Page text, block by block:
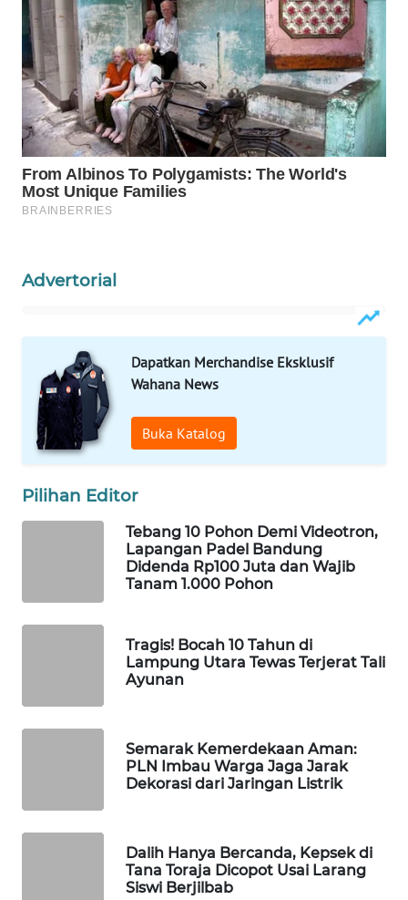
Advertorial
Dapatkan Merchandise Eksklusif
Wahana News
Buka Katalog
Pilihan Editor
Tebang 10 Pohon Demi Videotron,
Lapangan Padel Bandung
Didenda Rp100 Juta dan Wajib
Tanam 1.000 Pohon
Tragis! Bocah 10 Tahun di
Lampung Utara Tewas Terjerat Tali
Ayunan
Semarak Kemerdekaan Aman:
PLN Imbau Warga Jaga Jarak
Dekorasi dari Jaringan Listrik
Dalih Hanya Bercanda, Kepsek di
Tana Toraja Dicopot Usai Larang
Siswi Berjilbab
LABUANBAJO
WN
BORNEO
Wahana
Media
Group
WAHANA
NEWS
TANI
WAHANA
ADVOKAT
WAHANA
INFRASTRUKTUR
KONSUMEN
WAHANA
TRAVEL
WAHANANEWS